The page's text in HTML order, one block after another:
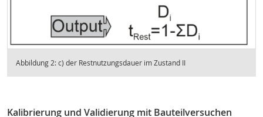
Abbildung 2: c) der Restnutzungsdauer im Zustand II
Kalibrierung und Validierung mit Bauteilversuchen